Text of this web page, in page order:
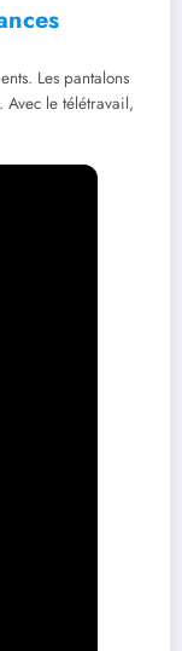
Les pantalons
Avec le télétravail,